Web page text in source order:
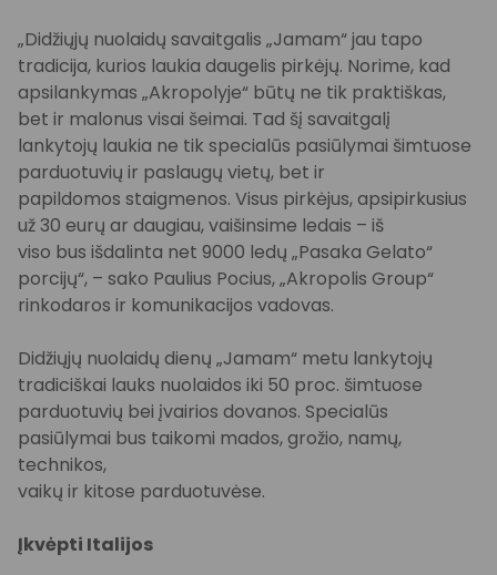
„Didžiųjų nuolaidų savaitgalis „Jamam“ jau tapo
tradicija, kurios laukia daugelis pirkėjų. Norime, kad
apsilankymas „Akropolyje“ būtų ne tik praktiškas,
bet ir malonus visai šeimai. Tad šį savaitgalį
lankytojų laukia ne tik specialūs pasiūlymai šimtuose
parduotuvių ir paslaugų vietų, bet ir
papildomos staigmenos. Visus pirkėjus, apsipirkusius
už 30 eurų ar daugiau, vaišinsime ledais – iš
viso bus išdalinta net 9000 ledų „Pasaka Gelato“
porcijų“, – sako Paulius Pocius, „Akropolis Group“
rinkodaros ir komunikacijos vadovas.
Didžiųjų nuolaidų dienų „Jamam“ metu lankytojų
tradiciškai lauks nuolaidos iki 50 proc. šimtuose
parduotuvių bei įvairios dovanos. Specialūs
pasiūlymai bus taikomi mados, grožio, namų,
technikos,
vaikų ir kitose parduotuvėse.
Įkvėpti Italijos